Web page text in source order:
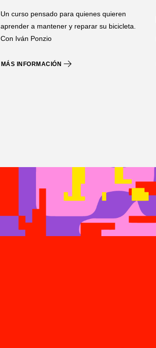
Un curso pensado para quienes quieren
aprender a mantener y reparar su bicicleta.
Con Iván Ponzio
MÁS INFORMACIÓN